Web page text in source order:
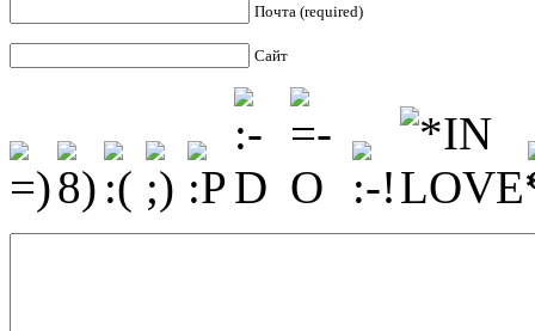
Почта (required)
Сайт